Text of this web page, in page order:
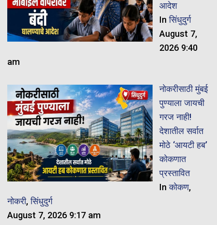
आदेश
Inसिंधुदुर्ग
August 7,
2026 9:40
am
नोकरीसाठी मुंबई
पुण्याला जायची
गरज नाही!
देशातील सर्वात
मोठे ‘आयटी हब’
कोकणात
प्रस्तावित
Inकोकण,
नोकरी,सिंधुदुर्ग
August 7, 2026 9:17 am